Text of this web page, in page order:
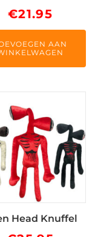
€21.95
AAN
Head Knuffel